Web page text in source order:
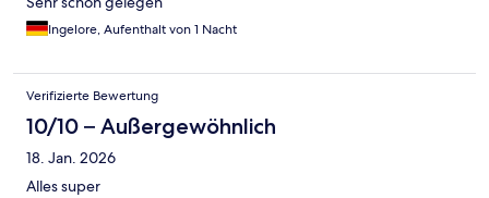
Ingelore, Aufenthalt von 1 Nacht
Verifizierte Bewertung
10/10 – Außergewöhnlich
18. Jan. 2026
Alles super